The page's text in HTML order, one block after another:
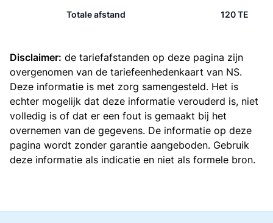
Totale afstand 120 TE
Disclaimer: de tariefafstanden op deze pagina zijn
overgenomen van de tariefeenhedenkaart van NS.
Deze informatie is met zorg samengesteld. Het is
echter mogelijk dat deze informatie verouderd is, niet
volledig is of dat er een fout is gemaakt bij het
overnemen van de gegevens. De informatie op deze
pagina wordt zonder garantie aangeboden. Gebruik
deze informatie als indicatie en niet als formele bron.